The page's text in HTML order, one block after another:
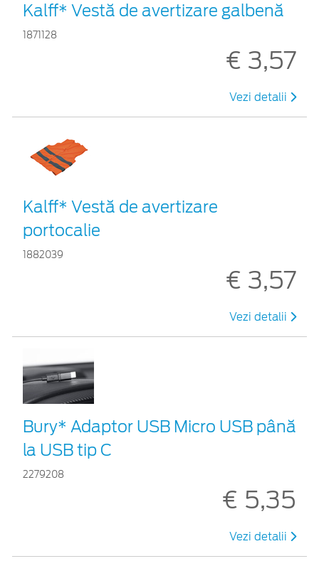
Kalff* Vestă de avertizare galbenă
1871128
€ 3,57
Vezi detalii
Kalff* Vestă de avertizare
portocalie
1882039
€ 3,57
Vezi detalii
Bury* Adaptor USB Micro USB până
la USB tip C
2279208
€ 5,35
Vezi detalii